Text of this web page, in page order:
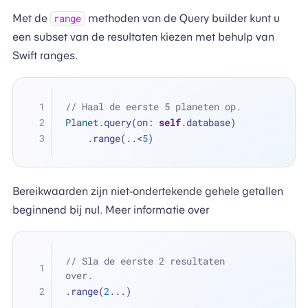
Met de range
methoden van de Query builder kunt u
een subset van de resultaten kiezen met behulp van
Swift ranges.
// Haal de eerste 5 planeten op.
Planet .query(on: self.database)
    .range(
..<5)
Bereikwaarden zijn niet-ondertekende gehele getallen
beginnend bij nul. Meer informatie over
// Sla de eerste 2 resultaten
over.
.range(2 ... )